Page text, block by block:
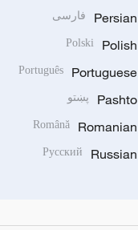
Persian فارسی
Polish
Polski
Portuguese
Português
Pashto پښتو
Romanian
Română
Russian
Русский